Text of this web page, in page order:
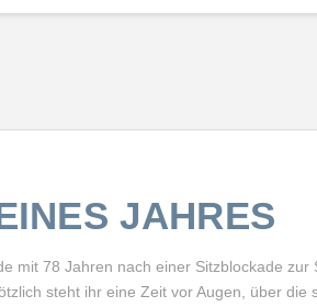
JAHRES
mit 78 Jahren nach einer Sitzblockade
steht ihr eine Zeit vor Augen, über